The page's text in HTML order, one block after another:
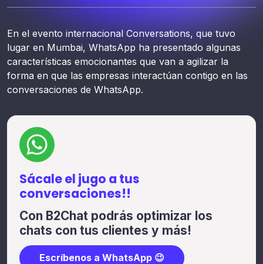
En el evento internacional Conversations, que tuvo
lugar en Mumbai, WhatsApp ha presentado algunas
características emocionantes que van a agilizar la
forma en que las empresas interactúan contigo en las
conversaciones de WhatsApp.
Sácale el jugo a tus
conversaciones!!
Con B2Chat podrás optimizar los
chats con tus clientes y más!
Escríbenos a WhatsApp 😉